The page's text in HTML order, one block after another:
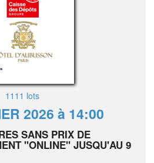
1111 lots
2026 à 14:00
SANS PRIX DE
"ONLINE" JUSQU'AU 9